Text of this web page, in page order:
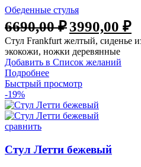
Обеденные стулья
6690,00₽ Первоначальная
цена
составляла
6690,00 ₽.
3990,00 ₽
Стул Frankfurt желтый, сиденье
экокожи, ножки деревянные
Добавить в Список желаний
Подробнее
Быстрый просмотр
-19%
сравнить
Стул Летти бежевый